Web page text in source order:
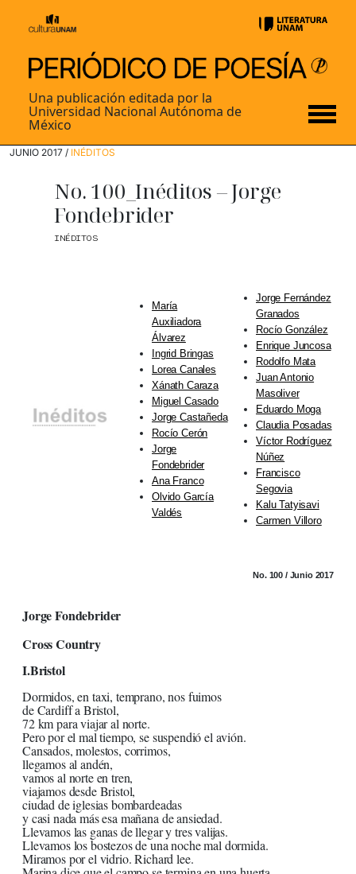
Una publicación editada por la
Universidad Nacional Autónoma de
México
JUNIO 2017 / INÉDITOS
No. 100_Inéditos – Jorge
Fondebrider
INÉDITOS
María
Auxiliadora
Álvarez
Ingrid Bringas
Lorea Canales
Xánath Caraza
Miguel Casado
Jorge Castañeda
Rocío Cerón
Jorge
Fondebrider
Ana Franco
Olvido García
Valdés
Jorge Fernández
Granados
Rocío González
Enrique Juncosa
Rodolfo Mata
Juan Antonio
Masoliver
Eduardo Moga
Claudia Posadas
Víctor Rodríguez
Núñez
Francisco
Segovia
Kalu Tatyisavi
Carmen Villoro
No. 100 / Junio 2017
Jorge Fondebrider
Cross Country
I.Bristol
Dormidos, en taxi, temprano, nos fuimos
de Cardiff a Bristol,
72 km para viajar al norte.
Pero por el mal tiempo, se suspendió el avión.
Cansados, molestos, corrimos,
llegamos al andén,
vamos al norte en tren,
viajamos desde Bristol,
ciudad de iglesias bombardeadas
y casi nada más esa mañana de ansiedad.
Llevamos las ganas de llegar y tres valijas.
Llevamos los bostezos de una noche mal dormida.
Miramos por el vidrio. Richard lee.